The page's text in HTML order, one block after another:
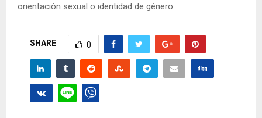
orientación sexual o identidad de género.
SHARE 0